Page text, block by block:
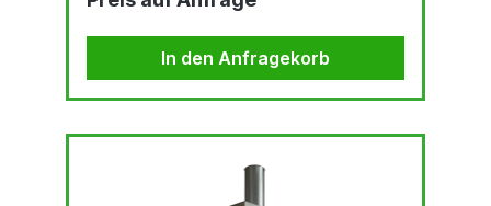
Verunreinigungen in der Entgratungsmaschine
verhindert. Die DS1200 wurde von Q-Fin
entwickelt, um auf einfache Weise Schlacke von
Blechen mit einer Breite von bis zu 1200 mm zu
In den Anfragekorb